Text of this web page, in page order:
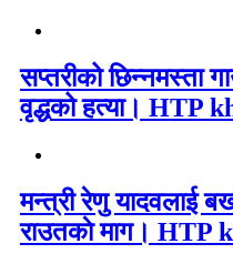
सप्तरीको छिन्नमस्ता
वृद्धको हत्या। HTP
मन्त्री रेणु यादवलाई
राउतकाे माग। HTP